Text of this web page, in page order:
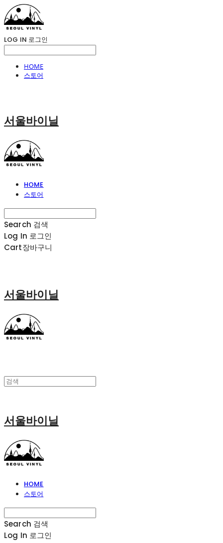
LOG IN 로그인
HOME
스토어
서울바이닐
HOME
스토어
Search 검색
Log In 로그인
Cart장바구니
서울바이닐
서울바이닐
HOME
스토어
Search 검색
Log In 로그인